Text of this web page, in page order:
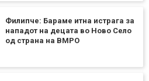
Филипче: Бараме итна истрага за
нападот на децата во Ново Село
од страна на ВМРО